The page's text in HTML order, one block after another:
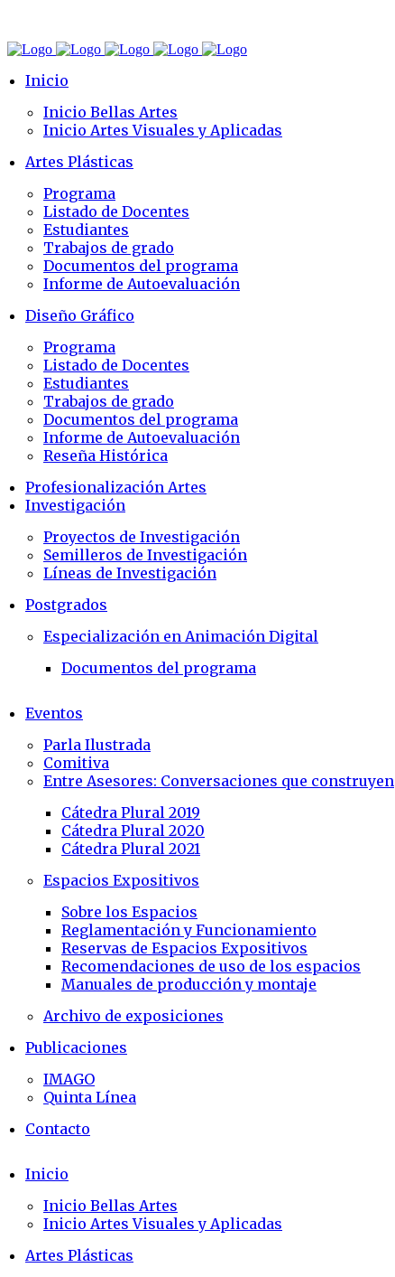
Inicio
Inicio Bellas Artes
Inicio Artes Visuales y Aplicadas
Artes Plásticas
Programa
Listado de Docentes
Estudiantes
Trabajos de grado
Documentos del programa
Informe de Autoevaluación
Diseño Gráfico
Programa
Listado de Docentes
Estudiantes
Trabajos de grado
Documentos del programa
Informe de Autoevaluación
Reseña Histórica
Profesionalización Artes
Investigación
Proyectos de Investigación
Semilleros de Investigación
Líneas de Investigación
Postgrados
Especialización en Animación Digital
Documentos del programa
Eventos
Parla Ilustrada
Comitiva
Entre Asesores: Conversaciones que construyen
Cátedra Plural 2019
Cátedra Plural 2020
Cátedra Plural 2021
Espacios Expositivos
Sobre los Espacios
Reglamentación y Funcionamiento
Reservas de Espacios Expositivos
Recomendaciones de uso de los espacios
Manuales de producción y montaje
Archivo de exposiciones
Publicaciones
IMAGO
Quinta Línea
Contacto
Inicio
Inicio Bellas Artes
Inicio Artes Visuales y Aplicadas
Artes Plásticas